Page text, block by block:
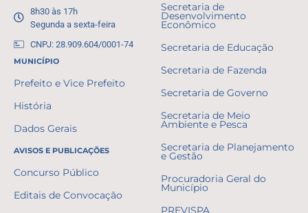
8h30 às 17h
Segunda a sexta-feira
CNPJ: 28.909.604/0001-74
MUNICÍPIO
Prefeito e Vice Prefeito
História
Dados Gerais
AVISOS E PUBLICAÇÕES
Concurso Público
Editais de Convocação
Secretaria de
Desenvolvimento
Econômico
Secretaria de Educação
Secretaria de Fazenda
Secretaria de Governo
Secretaria de Meio
Ambiente e Pesca
Secretaria de Planejamento
e Gestão
Procuradoria Geral do
Município
PREVISPA